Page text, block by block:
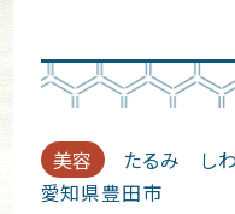
美容 たるみ しわ
愛知県豊田市